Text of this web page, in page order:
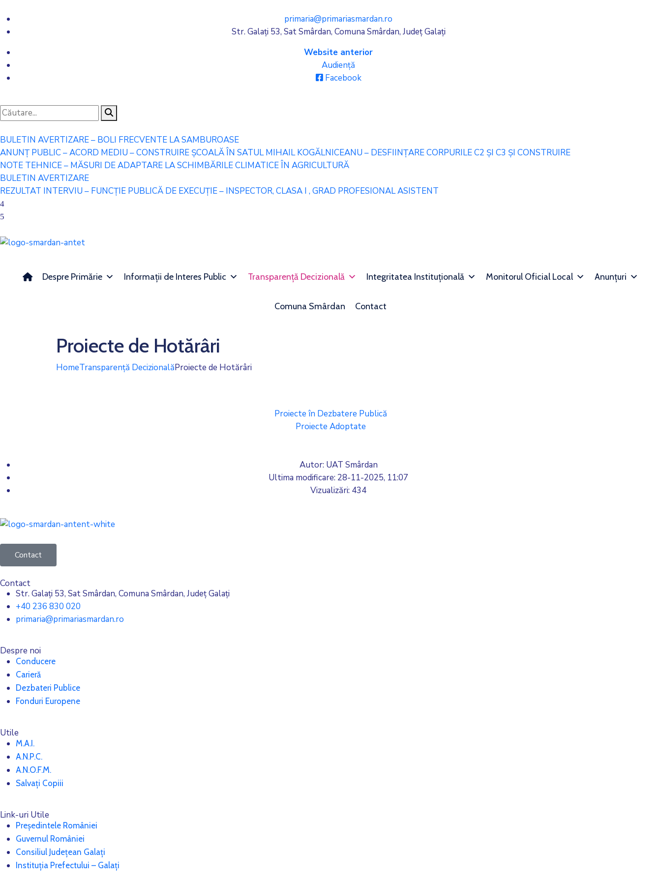
primaria@primariasmardan.ro
Str. Galați 53, Sat Smârdan, Comuna Smârdan, Județ Galați
Website anterior
Audiență
Facebook
BULETIN AVERTIZARE – BOLI FRECVENTE LA SAMBUROASE
ANUNȚ PUBLIC – ACORD MEDIU – CONSTRUIRE ȘCOALĂ ÎN SATUL MIHAIL KOGĂLNICEANU – DESFIINȚARE CORPURILE C2 ȘI C3 ȘI CONSTRUIRE
NOTE TEHNICE – MĂSURI DE ADAPTARE LA SCHIMBĂRILE CLIMATICE ÎN AGRICULTURĂ
BULETIN AVERTIZARE
REZULTAT INTERVIU – FUNCȚIE PUBLICĂ DE EXECUȚIE – INSPECTOR, CLASA I , GRAD PROFESIONAL ASISTENT
Despre Primărie Informații de Interes Public Transparență Decizională Integritatea Instituțională Monitorul Oficial Local Anunțuri
Comuna Smârdan Contact
Proiecte de Hotărâri
HomeTransparență DecizionalăProiecte de Hotărâri
Proiecte în Dezbatere Publică
Proiecte Adoptate
Autor: UAT Smârdan
Ultima modificare: 28-11-2025, 11:07
Vizualizări: 434
Contact
Contact
Str. Galați 53, Sat Smârdan, Comuna Smârdan, Județ Galați
+40 236 830 020
primaria@primariasmardan.ro
Despre noi
Conducere
Carieră
Dezbateri Publice
Fonduri Europene
Utile
M.A.I.
A.N.P.C.
A.N.O.F.M.
Salvați Copiii
Link-uri Utile
Președintele României
Guvernul României
Consiliul Județean Galați
Instituția Prefectului – Galați